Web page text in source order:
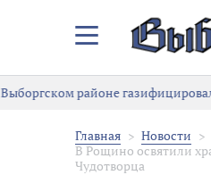
Закрыть/
меню
районе газифицировали
Главная Новости
В Рощино освятили
Чудотворца